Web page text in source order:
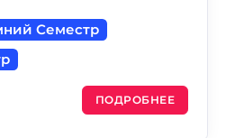
Семестр
ПОДРОБНЕЕ